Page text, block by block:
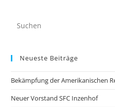
Neueste Beiträge
Bekämpfung der Amerikanischen
Neuer Vorstand SFC Inzenhof